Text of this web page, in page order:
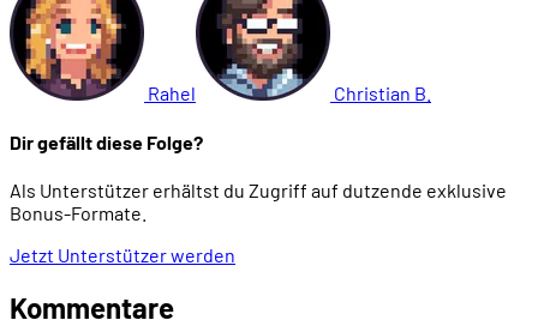
01:22:33 Orks als Geführte und Getriebene
01:34:34 Die fertige Ork-Karte
Rahel Christian B.
Dir gefällt diese Folge?
Als Unterstützer erhältst du Zugriff auf dutzende exklusive
Bonus-Formate.
Jetzt Unterstützer werden
Kommentare